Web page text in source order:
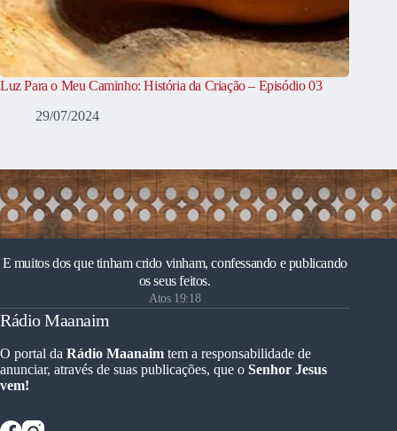
Luz Para o Meu Caminho: História da Criação – Episódio 03
29/07/2024
E muitos dos que tinham crido vinham, confessando e publicando
os seus feitos.
Atos 19:18
Rádio Maanaim
O portal da Rádio Maanaim tem a responsabilidade de
anunciar, através de suas publicações, que o Senhor Jesus
vem!